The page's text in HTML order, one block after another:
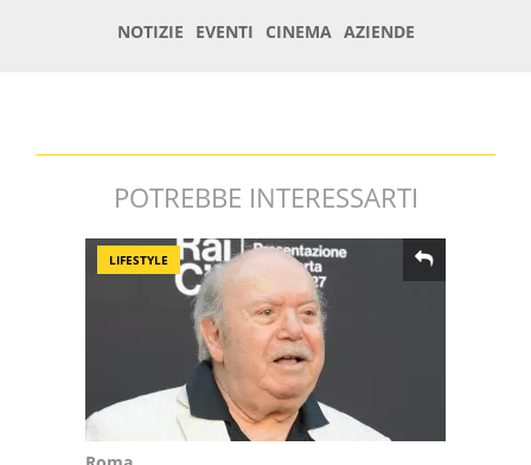
POTREBBE INTERESSARTI
LIFESTYLE